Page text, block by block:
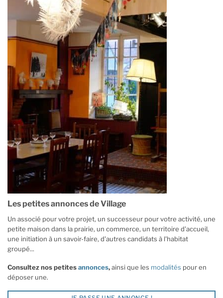
Les petites annonces de Village
Un associé pour votre projet, un successeur pour votre activité, une
petite maison dans la prairie, un commerce, un territoire d'accueil,
une initiation à un savoir-faire, d'autres candidats à l'habitat
groupé...
Consultez nos petitesannonces,ainsi que les modalités pour en
déposer une.